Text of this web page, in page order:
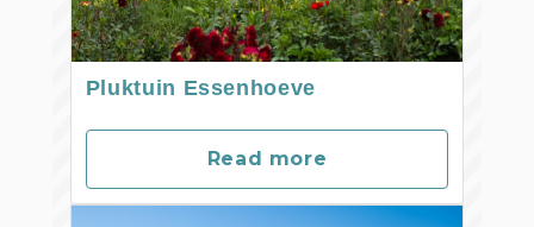
Pluktuin Essenhoeve
Read more